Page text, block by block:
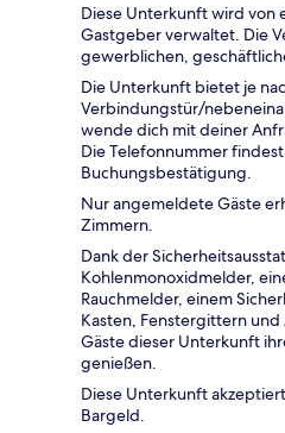
Diese Unterkunft wird von
Gastgeber verwaltet. Die
gewerblichen,
Die Unterkunft bietet je
Verbindungstür/
wende dich mit deiner
Die Telefonnummer
Buchungsbestätigung.
Nur angemeldete Gäste
Zimmern.
Dank der
Kohlenmonoxidmelder,
Rauchmelder, einem
Kasten, Fenstergittern
Gäste dieser Unterkunft
genießen.
Diese Unterkunft
Bargeld.